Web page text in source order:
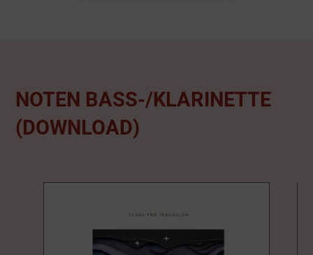
NOTEN BASS-/KLARINETTE
(DOWNLOAD)